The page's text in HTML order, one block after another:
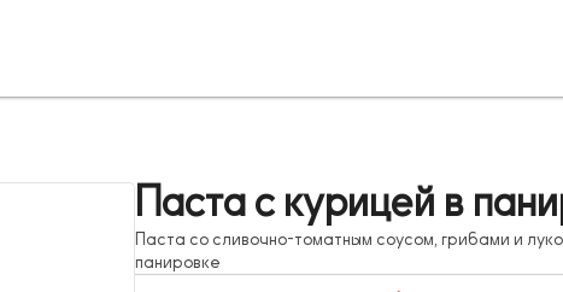
Паста с курицей в
Паста со сливочно-томатным соусом, грибами и
панировке